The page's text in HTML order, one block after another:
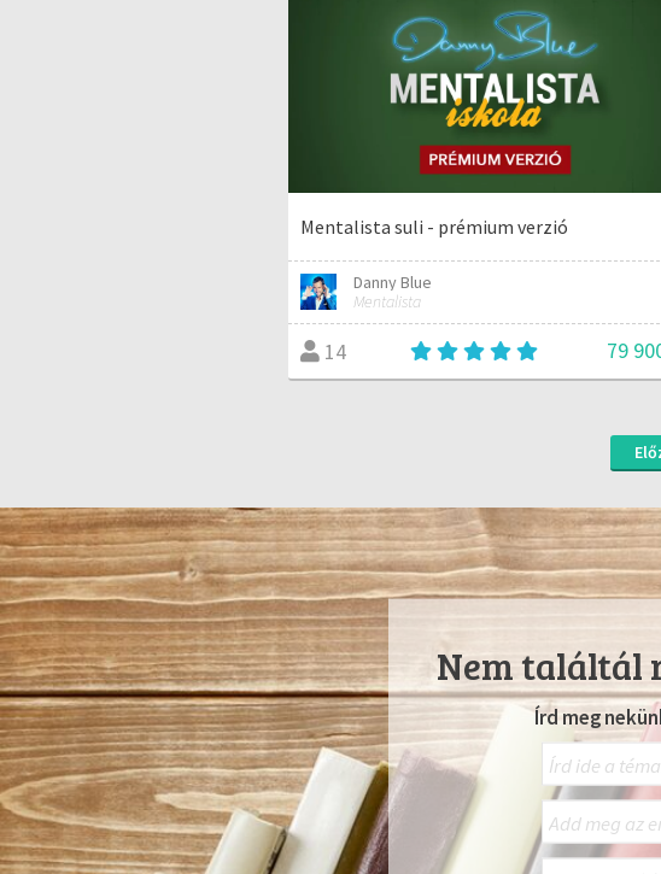
Mentalista suli - prémium verzió
Danny Blue
Mentalista
14 79
Nem találtál
Írd meg